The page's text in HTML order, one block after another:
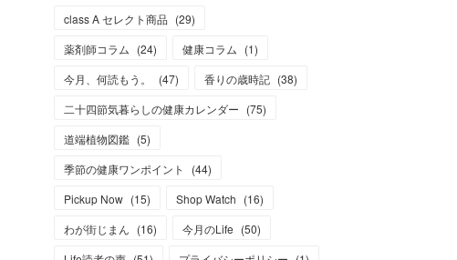
class A セレクト商品 (29)
薬剤師コラム (24) 健康コラム (1)
今月、何読もう。
(47) 香りの歳時記 (38)
二十四節気暮らしの健康カレンダー (75)
道端植物図鑑 (5)
季節の健康ワンポイント
(44)
Pickup Now (15) Shop Watch (16)
わが街じまん (16) 今月のLife (50)